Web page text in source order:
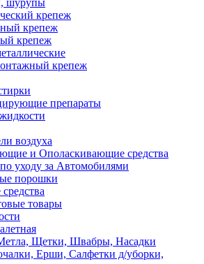
шурупы
крепеж
крепеж
крепеж
крепеж
препараты
воздуха
и Ополаскивающие средства
уходу за Автомобилями
порошки
товары
Щетки, Швабры, Насадки
Ерши, Салфетки д/уборки,